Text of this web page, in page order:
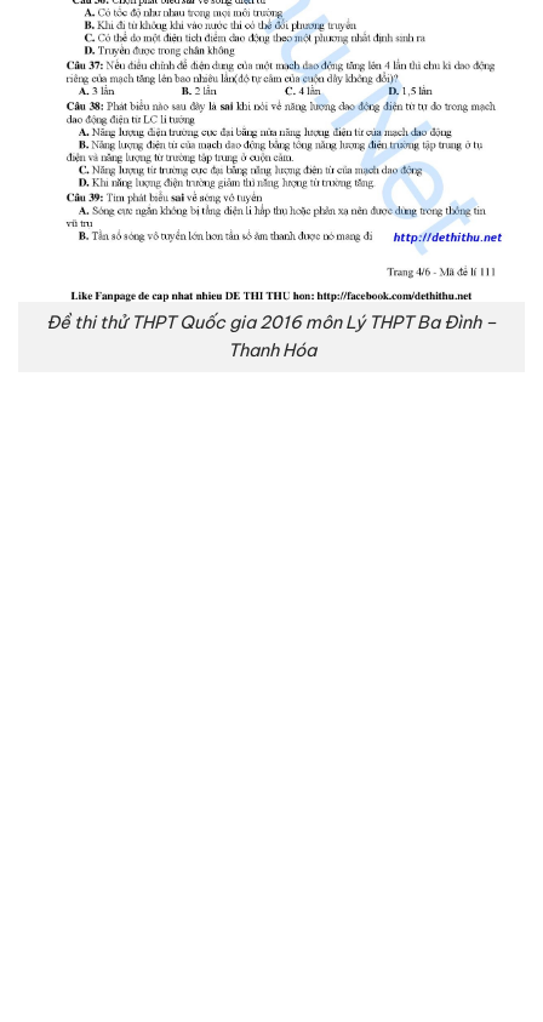
Đề thi thử THPT Quốc gia 2016 môn Lý THPT Ba Đình –
Thanh Hóa